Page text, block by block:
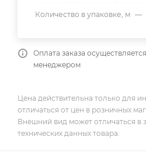
Количество в упаковке, м —
Оплата заказа
менеджером
Цена действительна только для
отличаться от цен в розничных
Внешний вид может отличаться в
технических данных товара.